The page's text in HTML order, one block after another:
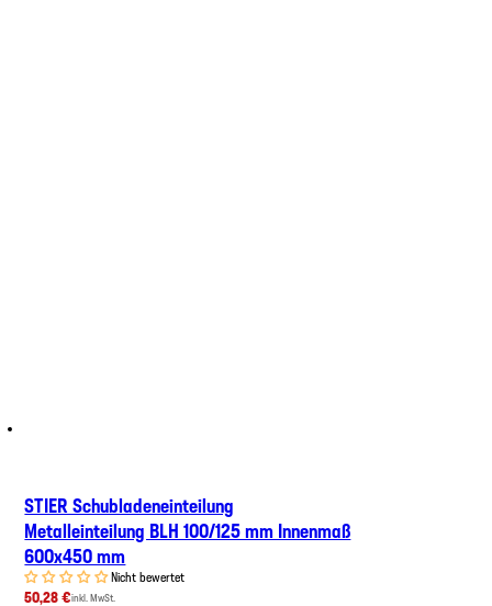
STIER Schubladeneinteilung
Metalleinteilung BLH 100/125 mm Innenmaß
600x450 mm
Nicht bewertet
50,28 €inkl. MwSt.